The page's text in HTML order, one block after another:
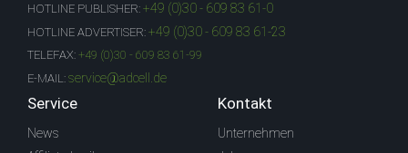
HOTLINE PUBLISHER: +49 (0)30 - 609 83 61-0
HOTLINE ADVERTISER: +49 (0)30 - 609 83 61-23
TELEFAX: +49 (0)30 - 609 83 61-99
E-MAIL: service@adcell.de
Service
News
Kontakt
Unternehmen